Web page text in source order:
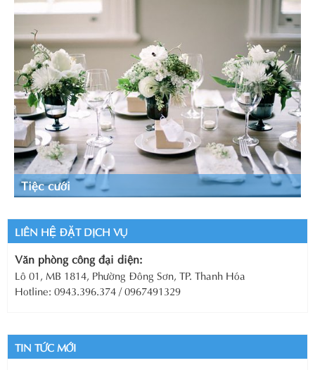
Tiệc cưới
LIÊN HỆ ĐẶT DỊCH VỤ
Văn phòng công đại diện:
Lô 01, MB 1814, Phường Đông Sơn, TP. Thanh Hóa
Hotline: 0943.396.374 / 0967491329
TIN TỨC MỚI